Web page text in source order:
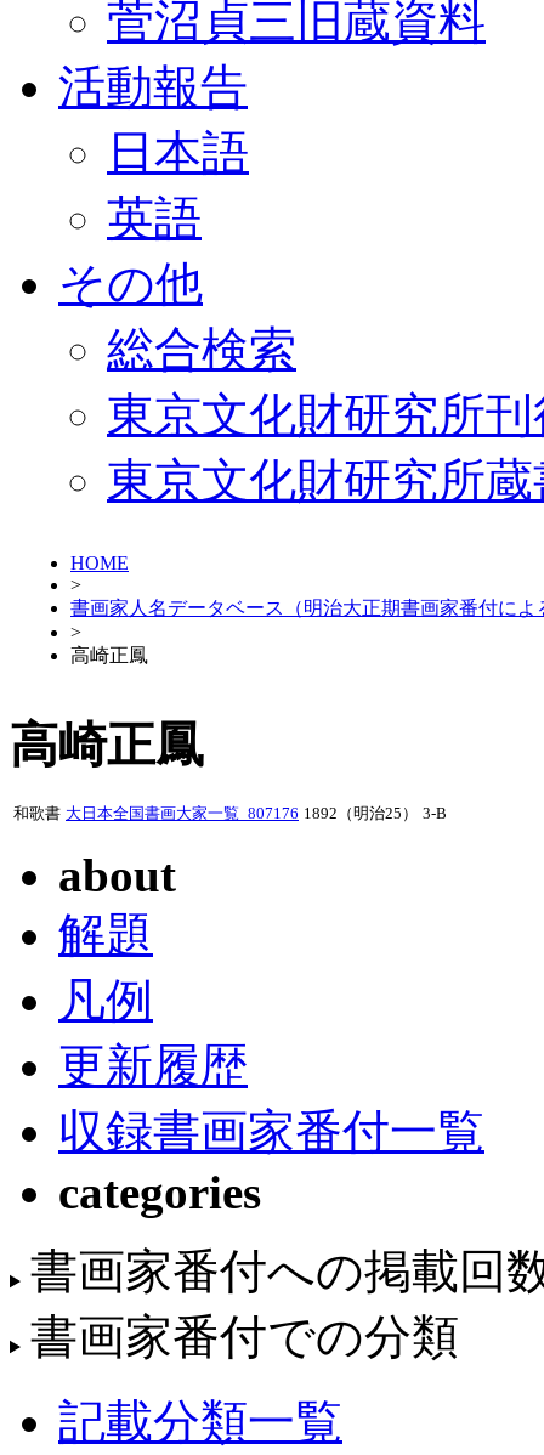
菅沼貞三旧蔵資料
活動報告
日本語
英語
その他
総合検索
東京文化財研究所
東京文化財研究所
HOME
>
書画家人名データベース（明治大正期書画家番付によ
>
高崎正鳳
高崎正鳳
和歌書 大日本全国書画大家一覧_807176 1892（明治25） 3-B
about
解題
凡例
更新履歴
収録書画家番付一覧
categories
書画家番付への掲載回
書画家番付での分類
記載分類一覧